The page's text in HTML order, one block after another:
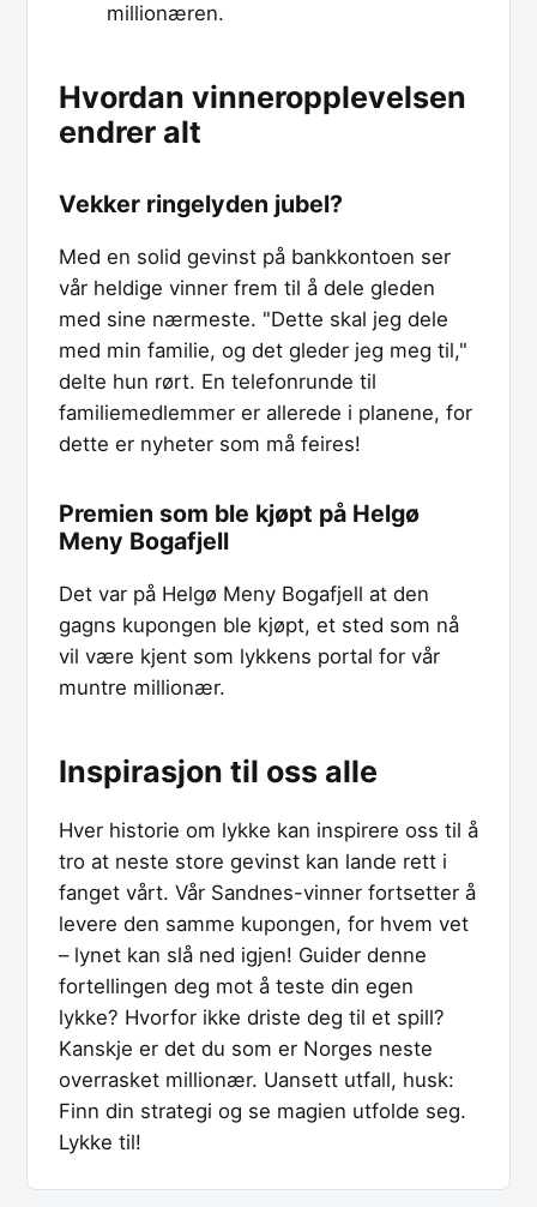
millionæren.
Hvordan vinneropplevelsen
endrer alt
Vekker ringelyden jubel?
Med en solid gevinst på bankkontoen ser
vår heldige vinner frem til å dele gleden
med sine nærmeste. "Dette skal jeg dele
med min familie, og det gleder jeg meg til,"
delte hun rørt. En telefonrunde til
familiemedlemmer er allerede i planene, for
dette er nyheter som må feires!
Premien som ble kjøpt på Helgø
Meny Bogafjell
Det var på Helgø Meny Bogafjell at den
gagns kupongen ble kjøpt, et sted som nå
vil være kjent som lykkens portal for vår
muntre millionær.
Inspirasjon til oss alle
Hver historie om lykke kan inspirere oss til å
tro at neste store gevinst kan lande rett i
fanget vårt. Vår Sandnes-vinner fortsetter å
levere den samme kupongen, for hvem vet
– lynet kan slå ned igjen! Guider denne
fortellingen deg mot å teste din egen
lykke? Hvorfor ikke driste deg til et spill?
Kanskje er det du som er Norges neste
overrasket millionær. Uansett utfall, husk:
Finn din strategi og se magien utfolde seg.
Lykke til!